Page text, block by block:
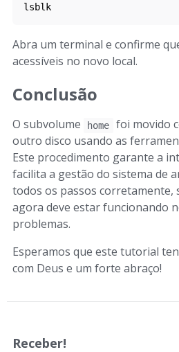
lsblk
Abra um terminal e confirme
acessíveis no novo local.
Conclusão
O subvolume home
foi movido
outro disco usando as
Este procedimento garante a
facilita a gestão do sistema de
todos os passos corretamente,
agora deve estar funcionando
problemas.
Esperamos que este tutorial
com Deus e um forte abraço!
Receber!